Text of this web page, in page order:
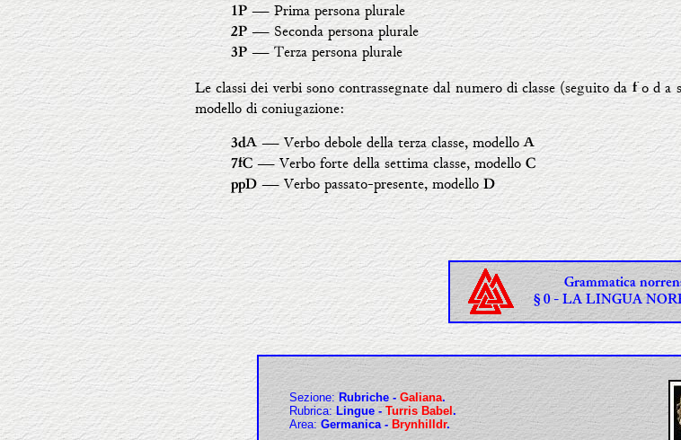
1P ― Prima persona plurale
2P ― Seconda persona plurale
3P ― Terza persona plurale
Le classi dei verbi sono contrassegnate dal numero di classe (seguito dafo d a
modello di coniugazione:
3dA― Verbo debole della terza classe, modelloA
7fC ― Verbo forte della settima classe, modello C
ppD― Verbo passato-presente, modelloD
Grammatica
§ 0 - LA LINGUA
Sezione: Rubriche - Galiana.
Rubrica:Lingue- Turris Babel .
Area: Germanica - Brynhilldr.